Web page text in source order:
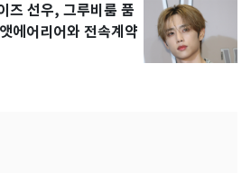
즈 선우, 그루비룸 품
에어리어와 전속계약